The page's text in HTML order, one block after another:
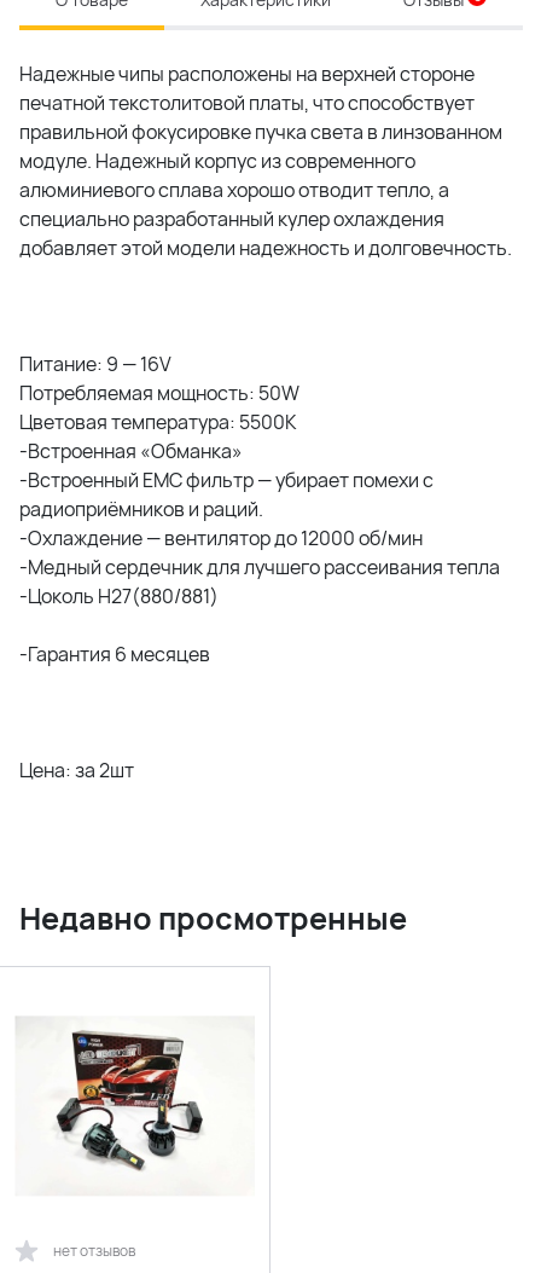
Надежные чипы расположены на верхней стороне
печатной текстолитовой платы, что способствует
правильной фокусировке пучка света в линзованном
модуле. Надежный корпус из современного
алюминиевого сплава хорошо отводит тепло, а
специально разработанный кулер охлаждения
добавляет этой модели надежность и долговечность.
Питание: 9 — 16V
Потребляемая мощность: 50W
Цветовая температура: 5500K
-Встроенная «Обманка»
-Встроенный EMC фильтр — убирает помехи с
радиоприёмников и раций.
-Охлаждение — вентилятор до 12000 об/мин
-Медный сердечник для лучшего рассеивания тепла
-Цоколь Н27(880/881)
-Гарантия 6 месяцев
Цена: за 2шт
Недавно просмотренные
нет отзывов